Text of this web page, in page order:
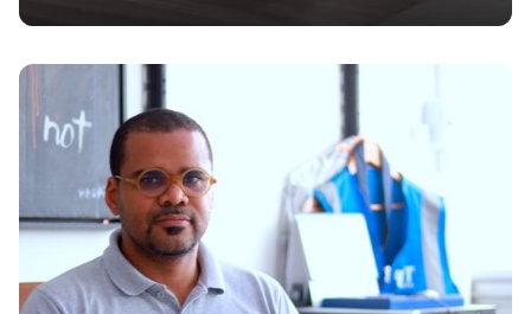
Rédigé par
René